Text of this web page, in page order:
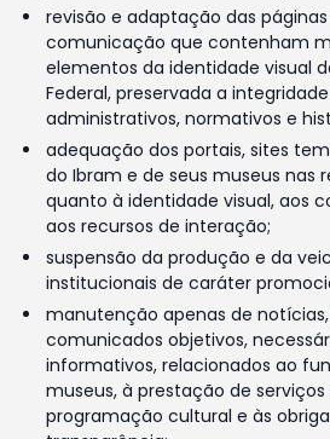
revisão e adaptação das
comunicação que contenham
elementos da identidade visual
Federal, preservada a
administrativos, normativos e
adequação dos portais, sites
do Ibram e de seus museus nas
quanto à identidade visual, aos
aos recursos de interação;
suspensão da produção e da
institucionais de caráter
manutenção apenas de notícias,
comunicados objetivos,
informativos, relacionados ao
museus, à prestação de serviços
programação cultural e às